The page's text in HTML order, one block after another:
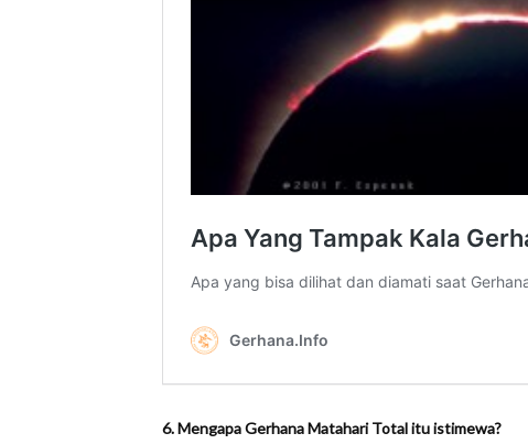
6. Mengapa Gerhana Matahari Total itu istimewa?